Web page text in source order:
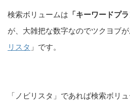
検索ボリュームは 「キーワードプ
が、大雑把な数字なのでツクヨブ
リスタ 」です。
「ノビリスタ」であれば検索ボリ